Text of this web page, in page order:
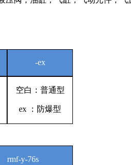
-ex
空白：普通型
ex ：防爆型
rmf-y-76s